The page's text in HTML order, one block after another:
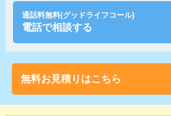
通話料無料(グッドライフコール)
電話で相談する
無料お見積りはこちら